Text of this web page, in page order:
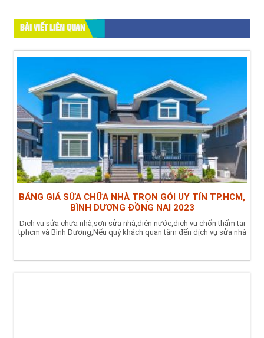
BÀI VIẾT LIÊN QUAN
BẢNG GIÁ SỬA CHỮA NHÀ TRỌN GÓI UY TÍN TP.HCM,
BÌNH DƯƠNG ĐỒNG NAI 2023
Dịch vụ sửa chữa nhà,sơn sửa nhà,điện nước,dịch vụ chốn thấm tại
tphcm và Bình Dương,Nếu quý khách quan tâm đến dịch vụ sửa nhà